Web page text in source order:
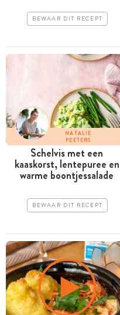
BEWAAR DIT RECEPT
NATALIE
PEETERS
Schelvis met een
kaaskorst, lentepuree en
warme boontjessalade
BEWAAR DIT RECEPT